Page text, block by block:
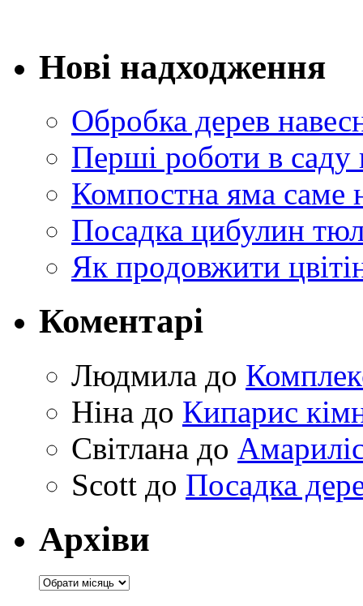
Нові надходження
Обробка дерев
Перші роботи в саду
Компостна яма саме
Посадка цибулин
Як продовжити
Коментарі
Людмила до
Ніна до Кипарис
Світлана до
Scott до Посадка
Архіви
Архіви